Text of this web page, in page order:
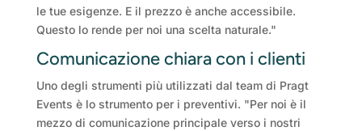
le tue esigenze. E il prezzo è anche accessibile.
Questo lo rende per noi una scelta naturale."
Comunicazione chiara con i clienti
Uno degli strumenti più utilizzati dal team di Pragt
Events è lo strumento per i preventivi. "Per noi è il
mezzo di comunicazione principale verso i nostri